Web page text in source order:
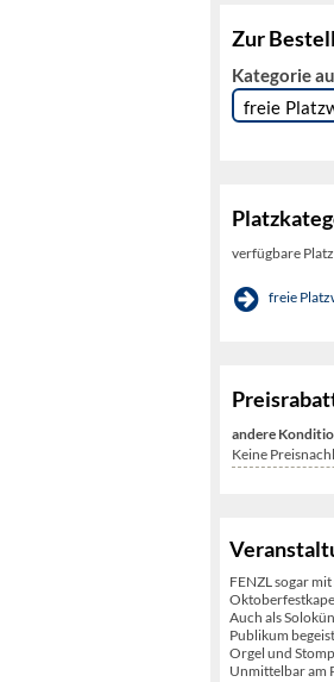
Zur
Kategorie
verfügbare
freie
andere
Keine
FENZL sogar
Auch als
Publikum
Orgel und
Unmittelbar am